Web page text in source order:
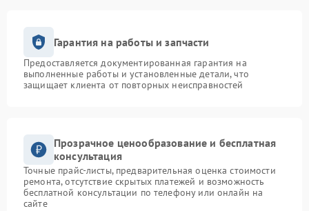
Гарантия на работы и запчасти
Предоставляется документированная гарантия на
выполненные работы и установленные детали, что
защищает клиента от повторных неисправностей
Прозрачное ценообразование и бесплатная
консультация
Точные прайс-листы, предварительная оценка стоимости
ремонта, отсутствие скрытых платежей и возможность
бесплатной консультации по телефону или онлайн на
сайте